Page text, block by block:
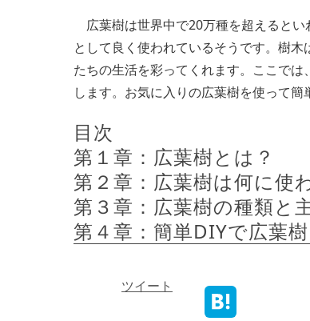
広葉樹は世界中で20万種を超えると
として良く使われているそうです。樹
たちの生活を彩ってくれます。ここで
します。お気に入りの広葉樹を使って
目次
第１章：広葉樹とは？
第２章：広葉樹は何に使
第３章：広葉樹の種類と
第４章：簡単DIYで広葉
ツイート